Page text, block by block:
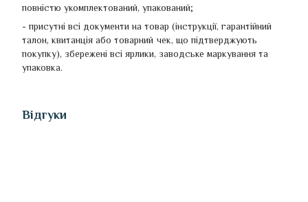
повністю укомплектований, упакований;
- присутні всі документи на товар (інструкції, гарантійний
талон, квитанція або товарний чек, що підтверджують
покупку), збережені всі ярлики, заводське маркування та
упаковка.
Відгуки